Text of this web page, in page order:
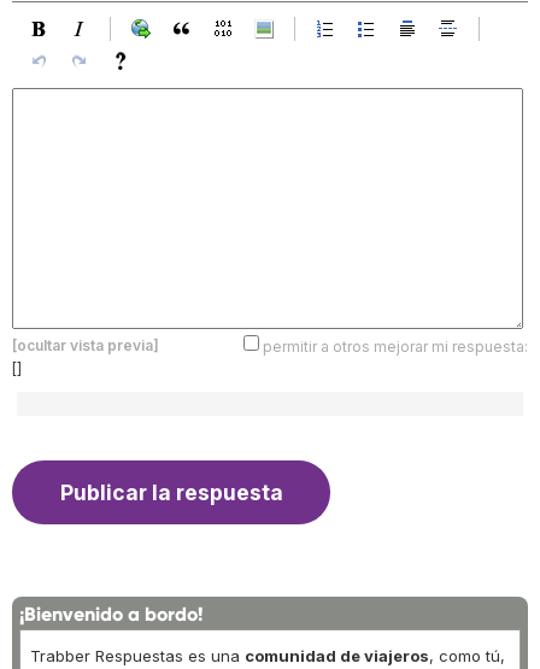
[ocultar vista previa]
permitir a otros mejorar mi respuesta:
[]
¡Bienvenido a bordo!
Trabber Respuestas es una comunidad de viajeros, como tú,